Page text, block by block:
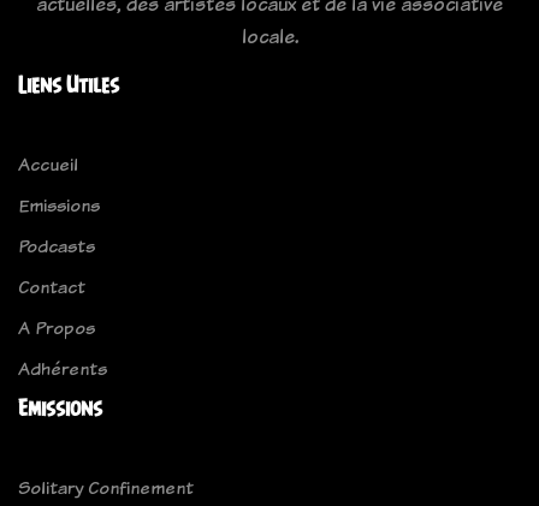
locale.
Liens Utiles
Accueil
Emissions
Podcasts
Contact
A Propos
Adhérents
Emissions
Solitary Confinement